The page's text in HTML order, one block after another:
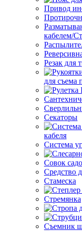
Привод
кабелем/
Резак для
для съема
Секаторы
кабеля
Система
Совок
Средство
Стамеска
Стремянка
Съемник